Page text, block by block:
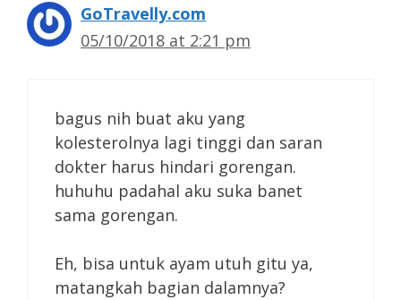
GoTravelly.com
05/10/2018 at 2:21 pm
bagus nih buat aku yang
kolesterolnya lagi tinggi dan saran
dokter harus hindari gorengan.
huhuhu padahal aku suka banet
sama gorengan.
Eh, bisa untuk ayam utuh gitu ya,
matangkah bagian dalamnya?